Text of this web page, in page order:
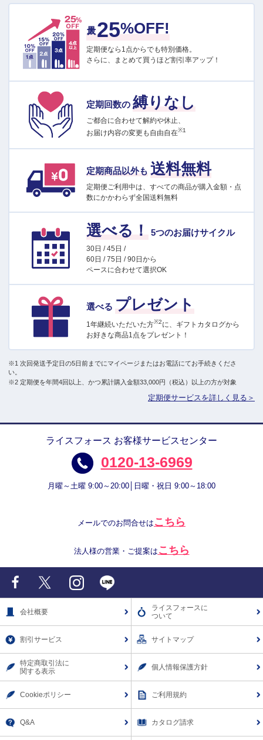
25%OFF!
定期便なら1点からでも特別価格。
さらに、まとめて買うほど割引率アップ！
定期回数の 縛りなし
ご都合に合わせて解約や休止、
お届け内容の変更も自由自在※1
定期商品以外も 送料無料
定期便ご利用中は、すべての商品が購入金額・点
数にかかわらず全国送料無料
選べる！ 5つのお届けサイクル
30日 / 45日 /
60日 / 75日 / 90日から
ペースに合わせて選択OK
選べる プレゼント
1年継続いただいた方※2に、ギフトカタログから
お好きな商品1点をプレゼント！
※1 次回発送予定日の5日前までにマイページまたはお電話にてお手続きくださ
い。
※2 定期便を年間4回以上、かつ累計購入金額33,000円（税込）以上の方が対象
定期便サービスを詳しく見る＞
ライスフォース お客様サービスセンター
0120-13-6969
月曜～土曜 9:00～20:00│日曜・祝日 9:00～18:00
メールでのお問合せは こちら
法人様の営業・ご提案は こちら
Facebook
会社概要
ライスフォースに
ついて
割引サービス サイトマップ
特定商取引法に
関する表示
個人情報保護方針
Cookieポリシー ご利用規約
Q&A カタログ請求